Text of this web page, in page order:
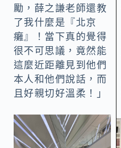
勵，薛之謙老師還教
了我什麼是『北京
癱』！當下真的覺得
很不可思議，竟然能
這麼近距離見到他們
本人和他們說話，而
且好親切好溫柔！」